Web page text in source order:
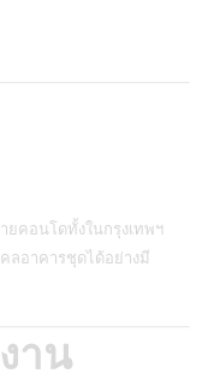
คอนโดทั้งในกรุงเทพฯ
ลอาคารชุดได้อย่างมี
าน